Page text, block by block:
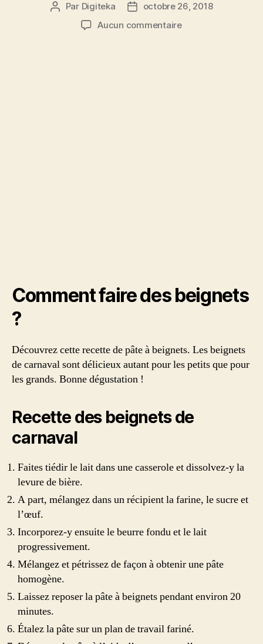
Auteur
l’article
Par Digiteka
Dateoctobre 26, 2018
Aucun commentairesur
Comment faire des beignets
?
Découvrez cette recette de pâte à beignets. Les beignets
de carnaval sont délicieux autant pour les petits que pour
les grands. Bonne dégustation !
Recette des beignets de
carnaval
Faites tiédir le lait dans une casserole et dissolvez-y la
levure de bière.
A part, mélangez dans un récipient la farine, le sucre et
l’œuf.
Incorporez-y ensuite le beurre fondu et le lait
progressivement.
Mélangez et pétrissez de façon à obtenir une pâte
homogène.
Laissez reposer la pâte à beignets pendant environ 20
minutes.
Étalez la pâte sur un plan de travail fariné.